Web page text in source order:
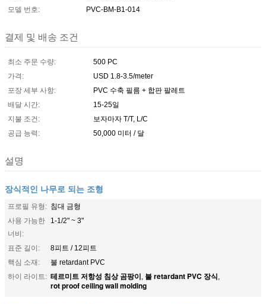
모델 번호:
PVC-BM-B1-014
결제 및 배송 조건
최소 주문 수량:
500 PC
가격:
USD 1.8-3.5/meter
포장 세부 사항:
PVC 수축 필름 + 합판 팔레트
배달 시간:
15-25일
지불 조건:
보자마자 T/T, L/C
공급 능력:
50,000 미터 / 달
설명
장식적인 나무로 되는 조형
프로필 유형: 침대 금형
사용 가능한
너비:
1-1/2" ~ 3"
표준 길이:
8피트 / 12피트
핵심 소재:
불 retardant PVC
하이 라이트: 테르미트 저항성 침상 곰팡이, 불 retardant PVC 장식,
rot proof ceiling wall molding